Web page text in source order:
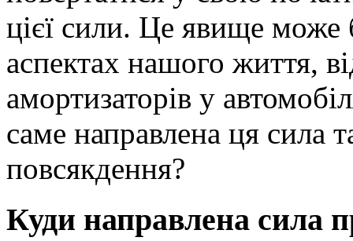
цієї сили. Це явище може
аспектах нашого життя,
амортизаторів у
саме направлена ця сила
повсякдення?
Куди направлена сила